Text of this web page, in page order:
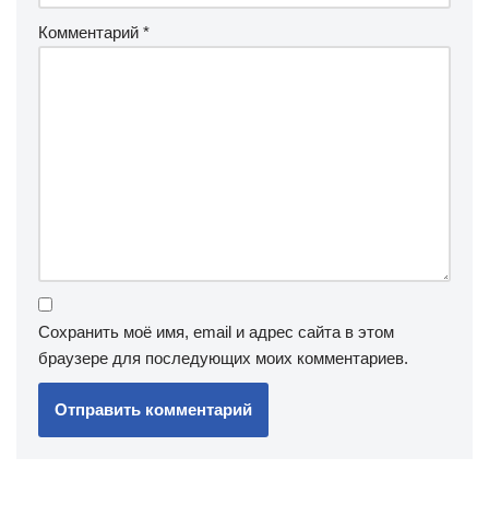
Комментарий *
Сохранить моё имя, email и адрес сайта в этом
браузере для последующих моих комментариев.